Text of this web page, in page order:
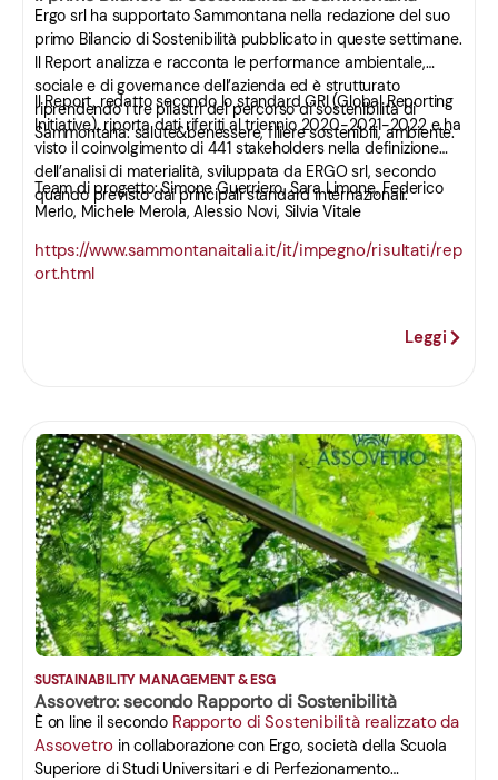
Ergo srl ha supportato Sammontana nella redazione del suo
primo Bilancio di Sostenibilità pubblicato in queste settimane.
Il Report analizza e racconta le performance ambientale,
sociale e di governance dell’azienda ed è strutturato
riprendendo i tre pilastri del percorso di sostenibilità di
Sammontana: salute&benessere, filiere sostenibili, ambiente.
Il Report, redatto secondo lo standard GRI (Global Reporting
Initiative), riporta dati riferiti al triennio 2020-2021-2022 e ha
visto il coinvolgimento di 441 stakeholders nella definizione
dell’analisi di materialità, sviluppata da ERGO srl, secondo
quando previsto dai principali standard internazionali.
Team di progetto: Simone Guerriero, Sara Limone, Federico
Merlo, Michele Merola, Alessio Novi, Silvia Vitale
https://www.sammontanaitalia.it/it/impegno/risultati/rep
ort.html
Leggi
SUSTAINABILITY MANAGEMENT & ESG
Assovetro: secondo Rapporto di Sostenibilità
È on line il secondo Rapporto di Sostenibilità realizzato da
Assovetro in collaborazione con Ergo, società della Scuola
Superiore di Studi Universitari e di Perfezionamento